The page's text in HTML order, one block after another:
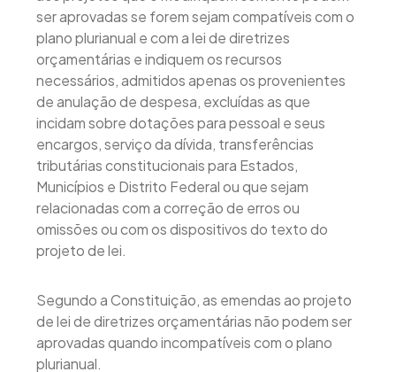
ser aprovadas se forem sejam compatíveis com o
plano plurianual e com a lei de diretrizes
orçamentárias e indiquem os recursos
necessários, admitidos apenas os provenientes
de anulação de despesa, excluídas as que
incidam sobre dotações para pessoal e seus
encargos, serviço da dívida, transferências
tributárias constitucionais para Estados,
Municípios e Distrito Federal ou que sejam
relacionadas com a correção de erros ou
omissões ou com os dispositivos do texto do
projeto de lei.
Segundo a Constituição, as emendas ao projeto
de lei de diretrizes orçamentárias não podem ser
aprovadas quando incompatíveis com o plano
plurianual.